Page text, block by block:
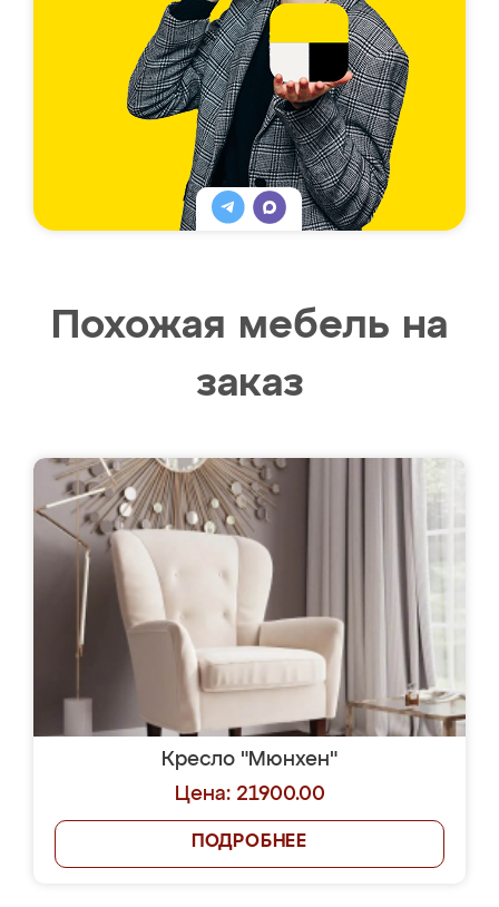
Похожая мебель на
заказ
Кресло "Мюнхен"
Цена: 21900.00
ПОДРОБНЕЕ